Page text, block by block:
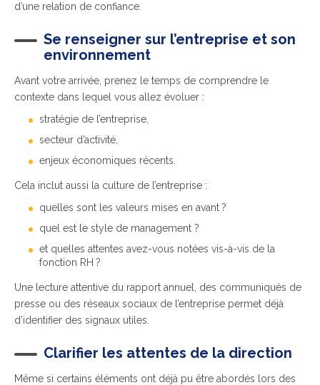
d’une relation de confiance.
Se renseigner sur l’entreprise et son
environnement
Avant votre arrivée, prenez le temps de comprendre le
contexte dans lequel vous allez évoluer :
stratégie de l’entreprise,
secteur d’activité,
enjeux économiques récents.
Cela inclut aussi la culture de l’entreprise :
quelles sont les valeurs mises en avant ?
quel est le style de management ?
et quelles attentes avez-vous notées vis-à-vis de la
fonction RH ?
Une lecture attentive du rapport annuel, des communiqués de
presse ou des réseaux sociaux de l’entreprise permet déjà
d’identifier des signaux utiles.
Clarifier les attentes de la direction
Même si certains éléments ont déjà pu être abordés lors des